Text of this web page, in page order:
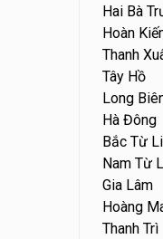
Hai Bà
Hoàn
Thanh
Tây Hồ
Long
Hà Đông
Bắc Từ
Nam Từ
Gia Lâm
Hoàng
Thanh Trì